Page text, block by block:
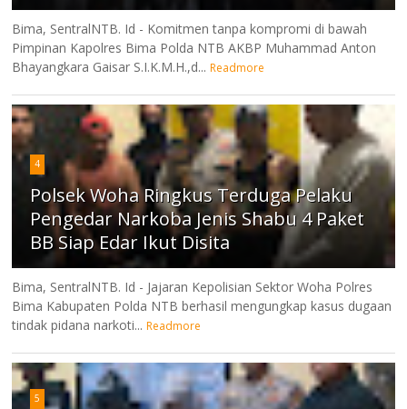
Bima, SentralNTB. Id - Komitmen tanpa kompromi di bawah
Pimpinan Kapolres Bima Polda NTB AKBP Muhammad Anton
Bhayangkara Gaisar S.I.K.M.H.,d... Readmore
4
Polsek Woha Ringkus Terduga Pelaku
Pengedar Narkoba Jenis Shabu 4 Paket
BB Siap Edar Ikut Disita
Bima, SentralNTB. Id - Jajaran Kepolisian Sektor Woha Polres
Bima Kabupaten Polda NTB berhasil mengungkap kasus dugaan
tindak pidana narkoti... Readmore
5